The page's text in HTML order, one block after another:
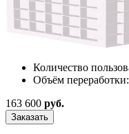
Количество
Объём переработки:
163 600 руб.
Заказать